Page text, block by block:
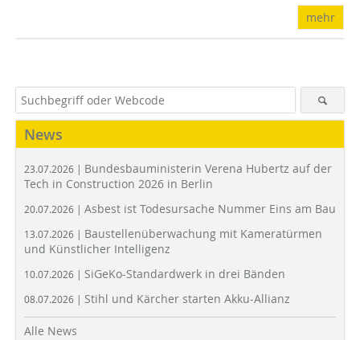
mehr
News
23.07.2026 | Bundesbauministerin Verena Hubertz auf der
Tech in Construction 2026 in Berlin
20.07.2026 | Asbest ist Todesursache Nummer Eins am Bau
13.07.2026 | Baustellenüberwachung mit Kameratürmen
und Künstlicher Intelligenz
10.07.2026 | SiGeKo-Standardwerk in drei Bänden
08.07.2026 | Stihl und Kärcher starten Akku-Allianz
Alle News